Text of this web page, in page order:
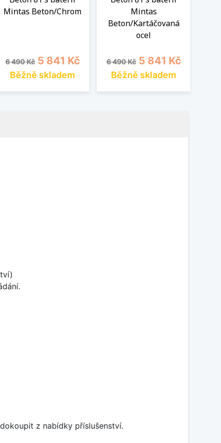
Mintas Beton/Chrom
Běžná cena
6 490 Kč Cena
5 841 Kč
Běžně skladem
Mintas
Beton/Kartáčovaná
ocel
Běžná cena
6 490 Kč Cena
5 841 Kč
Běžně skladem
z nabídky příslušenství.